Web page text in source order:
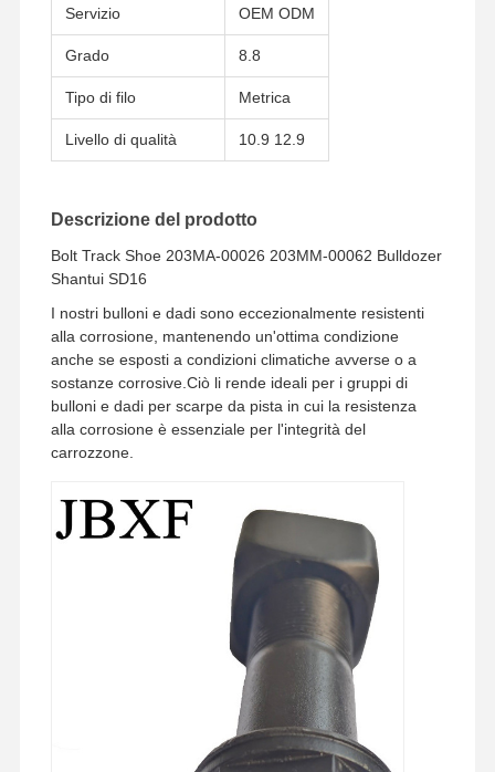
Video
Spettacolo
Servizio OEM ODM
Grado 8.8
Tipo di filo Metrica
Livello di qualità 10.9 12.9
Descrizione del prodotto
Bolt Track Shoe 203MA-00026 203MM-00062 Bulldozer
Shantui SD16
I nostri bulloni e dadi sono eccezionalmente resistenti
alla corrosione, mantenendo un'ottima condizione
anche se esposti a condizioni climatiche avverse o a
sostanze corrosive.Ciò li rende ideali per i gruppi di
bulloni e dadi per scarpe da pista in cui la resistenza
alla corrosione è essenziale per l'integrità del
carrozzone.